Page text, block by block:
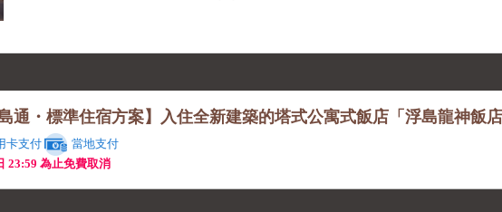
島通・標準住宿方案】入住全新建築的塔式公寓式飯店「浮島龍神飯
卡支付
當地支付
23:59 為止免費取消